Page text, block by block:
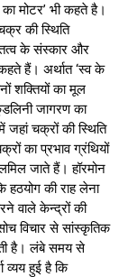
मोटर’ भी कहते है।
की स्थिति
के संस्कार और
हैं। अर्थात ‘स्व के
शक्तियों का मूल
जागरण का
जहां चक्रों की स्थिति
का प्रभाव ग्रंथियों
जाते हैं। हॉरमोन
हठयोग की राह लेना
वाले केन्द्रों की
विचार से सांस्कृतिक
है। लंबे समय से
व्यय हुई है कि